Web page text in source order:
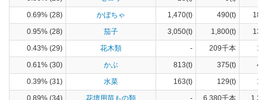
0.69% (28)
かぼちゃ 1,470(t) 490(t)
0.95% (28)
茄子 3,050(t) 1,800(t)
0.43% (29)
花木類 - 209千本
0.61% (30)
かぶ 813(t) 375(t)
0.39% (31)
水菜 163(t) 129(t)
0.89% (34)
花壇用苗もの類 - 6,380千本